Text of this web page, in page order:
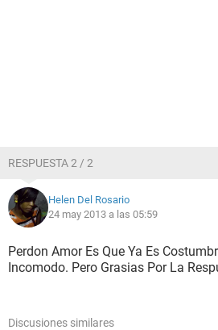
RESPUESTA 2 / 2
Helen Del Rosario
24 may 2013 a las 05:59
Perdon Amor Es Que Ya Es
Incomodo. Pero Grasias Por La
Discusiones similares